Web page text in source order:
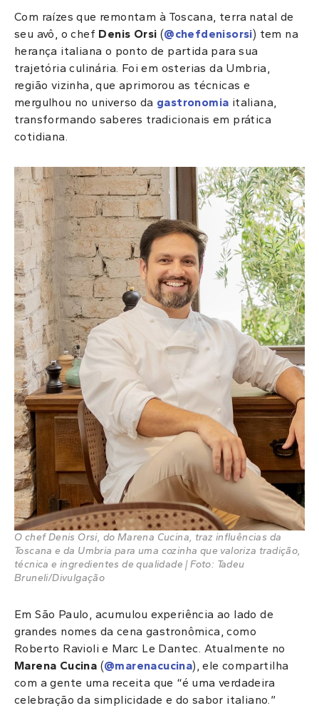
Com raízes que remontam à Toscana, terra natal de
seu avô, o chef Denis Orsi (@chefdenisorsi) tem na
herança italiana o ponto de partida para sua
trajetória culinária. Foi em osterias da Umbria,
região vizinha, que aprimorou as técnicas e
mergulhou no universo da gastronomia italiana,
transformando saberes tradicionais em prática
cotidiana.
O chef Denis Orsi, do Marena Cucina, traz influências da
Toscana e da Umbria para uma cozinha que valoriza tradição,
técnica e ingredientes de qualidade | Foto: Tadeu
Bruneli/Divulgação
Em São Paulo, acumulou experiência ao lado de
grandes nomes da cena gastronômica, como
Roberto Ravioli e Marc Le Dantec. Atualmente no
Marena Cucina (@marenacucina), ele compartilha
com a gente uma receita que “é uma verdadeira
celebração da simplicidade e do sabor italiano.”